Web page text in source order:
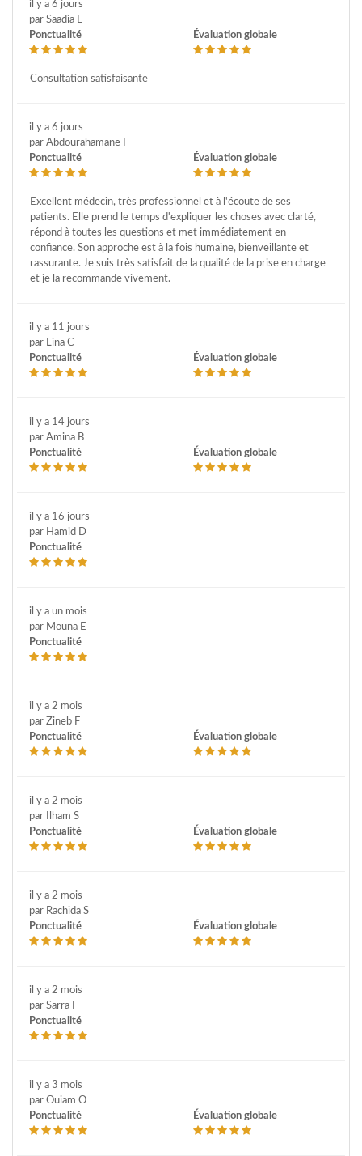
il y a 6 jours
par Saadia E
Ponctualité
Évaluation globale
Consultation satisfaisante
il y a 6 jours
par Abdourahamane I
Ponctualité
Évaluation globale
Excellent médecin, très professionnel et à l'écoute de ses
patients. Elle prend le temps d'expliquer les choses avec clarté,
répond à toutes les questions et met immédiatement en
confiance. Son approche est à la fois humaine, bienveillante et
rassurante. Je suis très satisfait de la qualité de la prise en charge
et je la recommande vivement.
il y a 11 jours
par Lina C
Ponctualité
Évaluation globale
il y a 14 jours
par Amina B
Ponctualité
Évaluation globale
il y a 16 jours
par Hamid D
Ponctualité
il y a un mois
par Mouna E
Ponctualité
il y a 2 mois
par Zineb F
Ponctualité
Évaluation globale
il y a 2 mois
par Ilham S
Ponctualité
Évaluation globale
il y a 2 mois
par Rachida S
Ponctualité
Évaluation globale
il y a 2 mois
par Sarra F
Ponctualité
il y a 3 mois
par Ouiam O
Ponctualité
Évaluation globale